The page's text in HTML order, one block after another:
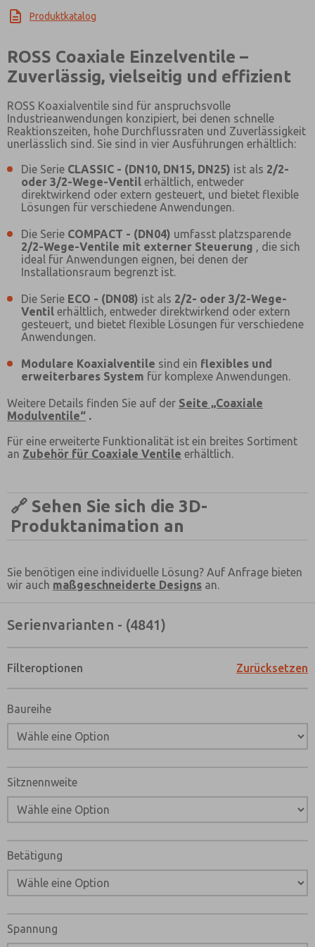
Produktkatalog
ROSS Coaxiale Einzelventile –
Zuverlässig, vielseitig und effizient
ROSS Koaxialventile sind für anspruchsvolle
Industrieanwendungen konzipiert, bei denen schnelle
Reaktionszeiten, hohe Durchflussraten und Zuverlässigkeit
unerlässlich sind. Sie sind in vier Ausführungen erhältlich:
Die Serie CLASSIC - (DN10, DN15, DN25) ist als 2/2-
oder 3/2-Wege-Ventil erhältlich, entweder
direktwirkend oder extern gesteuert, und bietet flexible
Lösungen für verschiedene Anwendungen.
Die Serie COMPACT - (DN04) umfasst platzsparende
2/2-Wege-Ventile mit externer Steuerung , die sich
ideal für Anwendungen eignen, bei denen der
Installationsraum begrenzt ist.
Die Serie ECO - (DN08) ist als 2/2- oder 3/2-Wege-
Ventil erhältlich, entweder direktwirkend oder extern
gesteuert, und bietet flexible Lösungen für verschiedene
Anwendungen.
Modulare Koaxialventile sind ein flexibles und
erweiterbares System für komplexe Anwendungen.
Weitere Details finden Sie auf der Seite „Coaxiale
Modulventile“ .
Für eine erweiterte Funktionalität ist ein breites Sortiment
an Zubehör für Coaxiale Ventile erhältlich.
🔗 Sehen Sie sich die 3D-
Produktanimation an
Sie benötigen eine individuelle Lösung? Auf Anfrage bieten
wir auch maßgeschneiderte Designs an.
Serienvarianten - (4841)
Filteroptionen Zurücksetzen
Baureihe
Sitznennweite
Betätigung
Spannung
Bevorzugte Kontaktmethode?
Email
Telefon
Bitte senden Sie mir entsprechend Ihrer
Datenschutzerklärung regelmäßig und jederzeit
widerruflich Informationen zu Ihrem
Produktsortiment per E-Mail zu.
bin damit einverstanden, dass die von mir
angegebenen Daten elektronisch erhoben und
Beantwortung meiner Anfrage benutzt. Mit dem
Absenden des Kontaktformulars stimme ich der
Verarbeitung zu.